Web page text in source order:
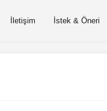
İletişim İstek & Öneri